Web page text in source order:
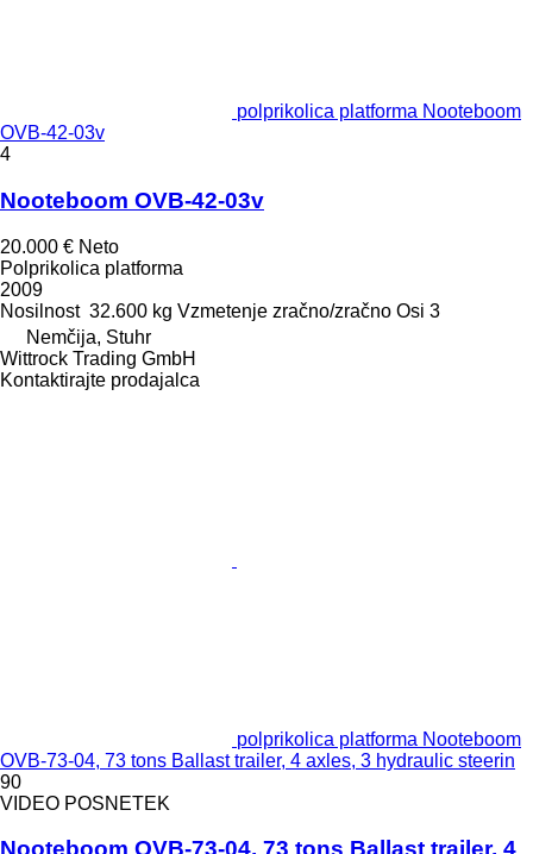
polprikolica platforma Nooteboom
OVB-42-03v
4
Nooteboom OVB-42-03v
20.000 € Neto
Polprikolica platforma
2009
Nosilnost 32.600 kg Vzmetenje zračno/zračno Osi 3
Nemčija, Stuhr
Wittrock Trading GmbH
Kontaktirajte prodajalca
polprikolica platforma Nooteboom
OVB-73-04, 73 tons Ballast trailer, 4 axles, 3 hydraulic steerin
90
VIDEO POSNETEK
Nooteboom OVB-73-04, 73 tons Ballast trailer, 4